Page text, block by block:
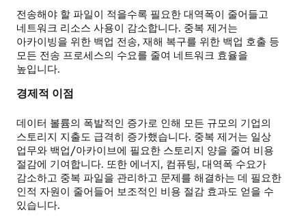
디스크에
기록한
뒤
용량을
최적화합니다.
장점:
필요한
리소스가
더
적습니다.
중복
제거가
별도의
배치
프로세스이므로
전송해야 할 파일이 적을수록 필요한 대역폭이 줄어들고
네트워크 리소스 사용이 감소합니다. 중복 제거는
아카이빙을 위한 백업 전송, 재해 복구를 위한 백업 호출 등
모든 전송 프로세스의 수요를 줄여 네트워크 효율을
높입니다.
경제적 이점
데이터 볼륨의 폭발적인 증가로 인해 모든 규모의 기업의
스토리지 지출도 급격히 증가했습니다. 중복 제거는 일상
업무와 백업/아카이브에 필요한 스토리지 양을 줄여 비용
절감에 기여합니다. 또한 에너지, 컴퓨팅, 대역폭 수요가
감소하고 중복 파일을 관리하고 문제를 해결하는 데 필요한
인적 자원이 줄어들어 보조적인 비용 절감 효과도 얻을 수
있습니다.